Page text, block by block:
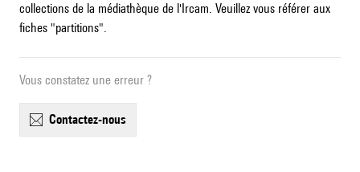
collections de la médiathèque de l'Ircam. Veuillez vous référer aux
fiches "partitions".
Vous constatez une erreur ?
contactez-nous